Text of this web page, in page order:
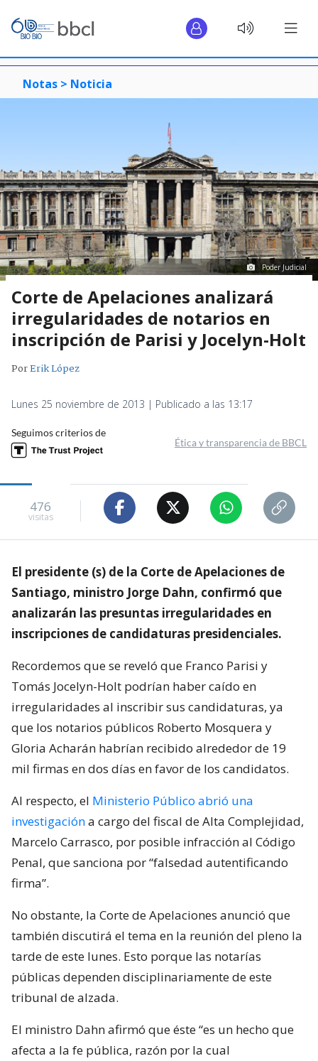
Notas > Noticia
Poder Judicial
Corte de Apelaciones analizará
irregularidades de notarios en
inscripción de Parisi y Jocelyn-Holt
PorErik López
Lunes 25 noviembre de 2013 | Publicado a las 13:17
Seguimos criterios de
Ética y transparencia de BBCL
476
visitas
El presidente (s) de la Corte de Apelaciones de
Santiago, ministro Jorge Dahn, confirmó que
analizarán las presuntas irregularidades en
inscripciones de candidaturas presidenciales.
Recordemos que se reveló que Franco Parisi y
Tomás Jocelyn-Holt podrían haber caído en
irregularidades al inscribir sus candidaturas, ya
que los notarios públicos Roberto Mosquera y
Gloria Acharán habrían recibido alrededor de 19
mil firmas en dos días en favor de los candidatos.
Al respecto, el Ministerio Público abrió una
investigacióna cargo del fiscal de Alta Complejidad,
Marcelo Carrasco, por posible infracción al Código
Penal, que sanciona por “falsedad autentificando
firma”.
No obstante, la Corte de Apelaciones anunció que
también discutirá el tema en la reunión del pleno la
tarde de este lunes. Esto porque las notarías
públicas dependen disciplinariamente de este
tribunal de alzada.
El ministro Dahn afirmó que éste “es un hecho que
afecta a la fe pública, razón por la cual